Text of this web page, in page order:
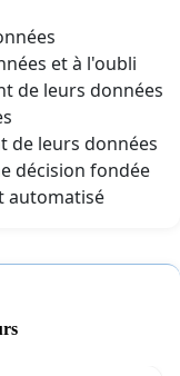
et à l'oubli
de leurs données
de leurs données
décision fondée
automatisé